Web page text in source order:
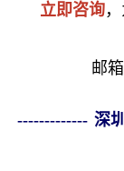
立即咨询
邮
------------- 深